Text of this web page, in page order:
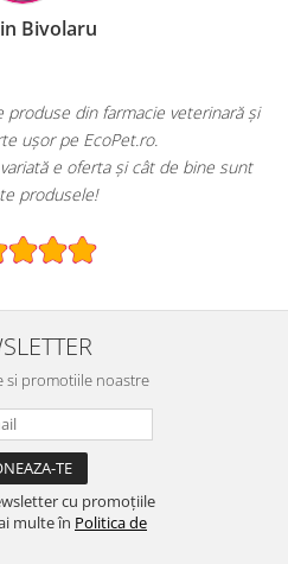
Bivolaru
produse din farmacie veterinară și
ușor pe EcoPet.ro.
e oferta și cât de bine sunt
produsele!
si promotiile noastre
cu promoțiile
multe în Politica de